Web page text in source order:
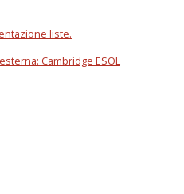
liste.
Cambridge ESOL